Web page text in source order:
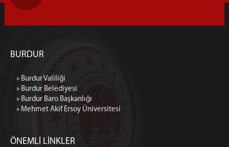
Adli Tıp Şube Müdürlüğü
Adli Sicil Şefliği
Bucak Adliyesi
Gölhisar Adliyesi
Tefenni Adliyesi
İLETİŞİM
BURDUR
» Burdur Valiliği
» Burdur Belediyesi
» Burdur Baro Başkanlığı
» Mehmet Akif Ersoy Üniversitesi
ÖNEMLİ LİNKLER